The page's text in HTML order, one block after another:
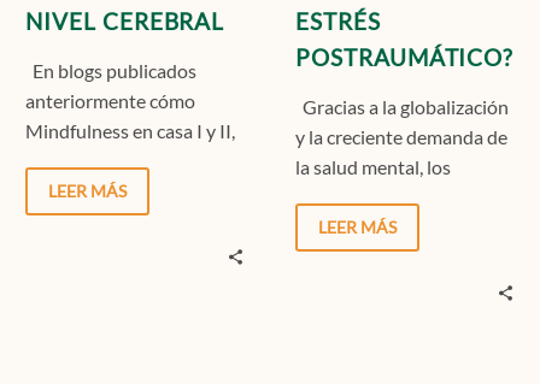
NIVEL CEREBRAL
En blogs publicados
anteriormente cómo
Mindfulness en casa I y II,
incorporar el mindfulness
en la…
LEER MÁS
ESTRÉS
POSTRAUMÁTICO?
Gracias a la globalización
y la creciente demanda de
la salud mental, los
cada vez son más…
LEER MÁS